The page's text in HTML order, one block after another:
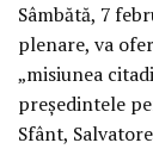
Sâmbătă, 7
plenare, va
„misiunea
preşedintele
Sfânt,